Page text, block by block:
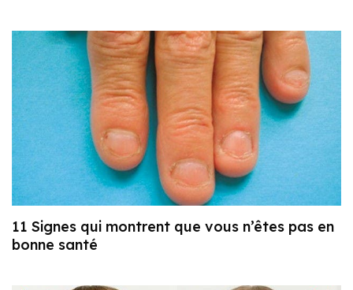
11 Signes qui montrent que vous n’êtes pas en
bonne santé